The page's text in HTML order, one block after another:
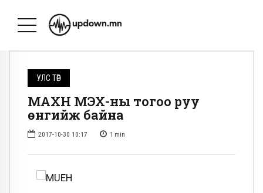
УЛС ТӨР
МАХН МҮЭХ-ны тогоо руу
өнгийж байна
2017-10-30 10:17 1 min